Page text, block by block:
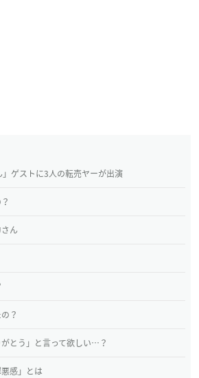
ゲストに3人の転売ヤーが出演
ん
？
がとう」と言って欲しい…？
感」とは